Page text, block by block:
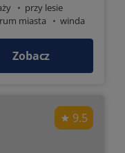
przy lesie
miasta
winda
Zobacz
9.5